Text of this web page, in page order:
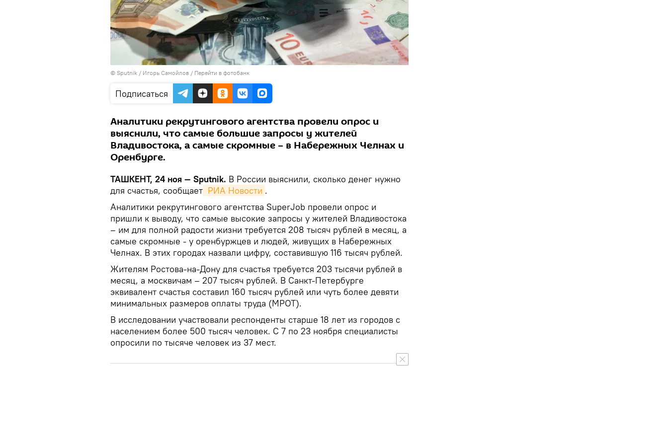
© Sputnik / Игорь Самойлов / Перейти в фотобанк
Подписаться
Аналитики рекрутингового агентства провели опрос и
выяснили, что самые большие запросы у жителей
Владивостока, а самые скромные – в Набережных Челнах и
Оренбурге.
ТАШКЕНТ, 24 ноя — Sputnik. В России выяснили, сколько денег нужно
для счастья, сообщает РИА Новости .
Аналитики рекрутингового агентства SuperJob провели опрос и
пришли к выводу, что самые высокие запросы у жителей Владивостока
– им для полной радости жизни требуется 208 тысяч рублей в месяц, а
самые скромные - у оренбуржцев и людей, живущих в Набережных
Челнах. В этих городах назвали цифру, составившую 116 тысяч рублей.
Жителям Ростова-на-Дону для счастья требуется 203 тысячи рублей в
месяц, а москвичам – 207 тысяч рублей. В Санкт-Петербурге
эквивалент счастья составил 160 тысяч рублей или чуть более девяти
минимальных размеров оплаты труда (МРОТ).
В исследовании участвовали респонденты старше 18 лет из городов с
населением более 500 тысяч человек. С 7 по 23 ноября специалисты
опросили по тысяче человек из 37 мест.